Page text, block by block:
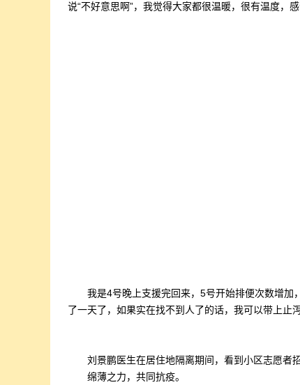
说“不好意思啊”，我觉得大家都很温暖，很有温度，感
我是4号晚上支援完回来，5号开始排便次数增
了一天了，如果实在找不到人了的话，我可以带上止
刘景鹏医生在居住地隔离期间，看到小区志愿者
绵薄之力，共同抗疫。